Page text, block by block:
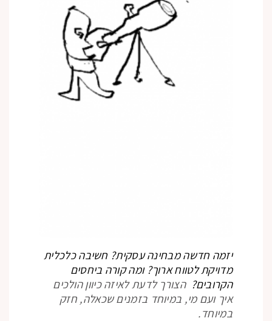
יזמה חדשה מבחינה עסקית? חשיבה כלכלית
מדויקת לטווח ארוך? ומה קורה ביחסים
הקרובים? הצורך לדעת לאיזה כיוון הולכים
איך ועם מי, במיוחד בזמנים שכאלה, חזק
במיוחד.